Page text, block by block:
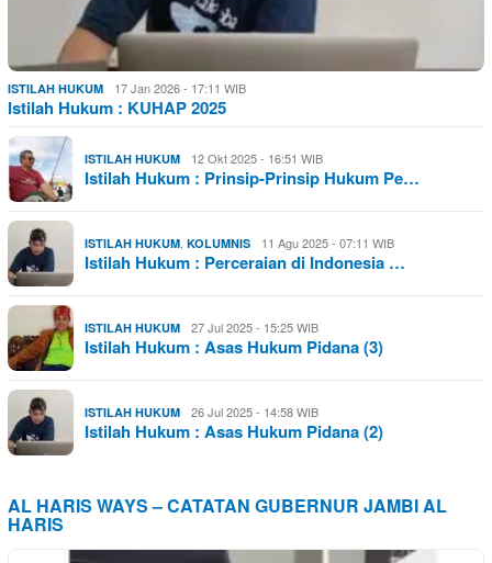
ISTILAH HUKUM 17 Jan 2026 - 17:11 WIB
Istilah Hukum : KUHAP 2025
ISTILAH HUKUM 12 Okt 2025 - 16:51 WIB
Istilah Hukum : Prinsip-Prinsip Hukum Pe…
ISTILAH HUKUM, KOLUMNIS 11 Agu 2025 - 07:11 WIB
Istilah Hukum : Perceraian di Indonesia …
ISTILAH HUKUM 27 Jul 2025 - 15:25 WIB
Istilah Hukum : Asas Hukum Pidana (3)
ISTILAH HUKUM 26 Jul 2025 - 14:58 WIB
Istilah Hukum : Asas Hukum Pidana (2)
AL HARIS WAYS – CATATAN GUBERNUR JAMBI AL
HARIS